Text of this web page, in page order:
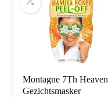
Montagne 7Th Heaven
Gezichtsmasker